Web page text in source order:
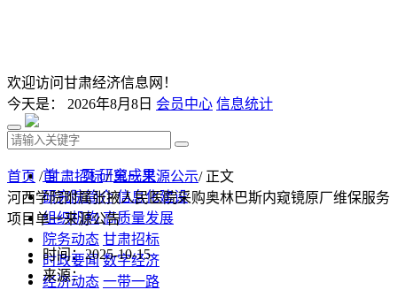
欢迎访问甘肃经济信息网！
今天是： 2026年8月8日 会员中心 信息统计
首 页 研究成果
研究院简介 信息化建设
组织机构 高质量发展
院务动态 甘肃招标
时政要闻 数字经济
经济动态 一带一路
首页 /甘肃招标/单一来源公示/ 正文
河西学院附属张掖人民医院采购奥林巴斯内窥镜原厂维保服务
项目单一来源公告
时间：2025-10-15
来源：